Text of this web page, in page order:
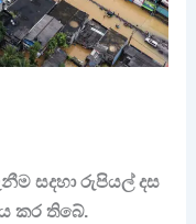
සදහා රුපියල් දස
කර තිබේ.